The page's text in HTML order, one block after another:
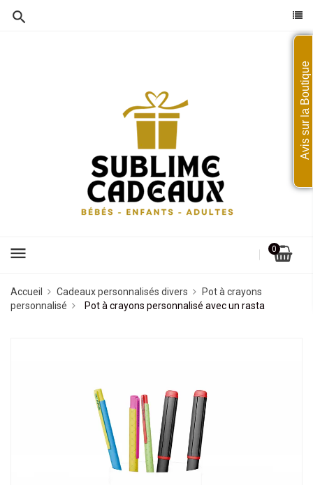
menu 0
Accueil Cadeaux personnalisés divers
Pot à crayons
personnalisé
Pot à crayons personnalisé avec un rasta
Avis sur la Boutique